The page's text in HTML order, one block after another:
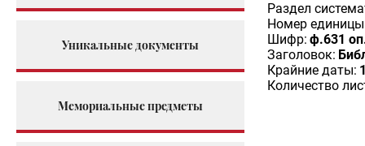
Уникальные документы
Мемориальные предметы
Раздел
Номер единицы
Шифр: ф.631
Заголовок:
Крайние даты:
Количество